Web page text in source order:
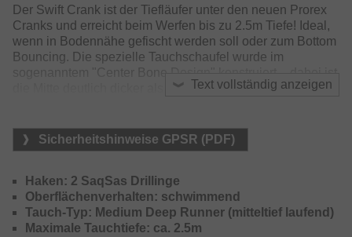
Text vollständig anzeigen
Der Swift Crank ist der Tiefläufer unter den neuen Prorex
Cranks und erreicht beim Werfen bis zu 2.5m Tiefe! Ideal,
wenn in Bodennähe gefischt werden soll oder zum Bottom
Bouncing. Die spezielle Tauchschaufel wurde im
sogenanntem "Center Bone Design" konstruiert – dabei ist
die Mitte deutlich dicker als die Seiten der Tauschschaufel
auf kurze Twitchs und Schläge der Rute und ändert die
Aktion. Das Balance-Gewicht in der hinteren Körperhälfte
Körper fixiert – somit wird ein sehr stabiler Lauf
gewährleistet. Mit der Körperlänge von 70mm ist der Swift
Crank ein echter Allround-Köder, der insbesondere
Barsche und Zander fängt aber auch gut zum leichten
Sicherheitshinweise GPSR (PDF)
Haken: 2 SaqSas Drillinge
Oberflächenverhalten: schwimmend
Tauch-Typ: Medium Deep Runner (mitteltief laufend)
Maximale Tauchtiefe: ca. 2.5m